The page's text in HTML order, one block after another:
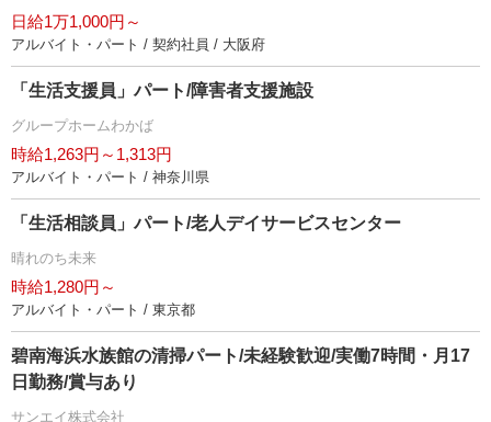
日給1万1,000円～
アルバイト・パート / 契約社員 / 大阪府
「生活支援員」パート/障害者支援施設
グループホームわかば
時給1,263円～1,313円
アルバイト・パート / 神奈川県
「生活相談員」パート/老人デイサービスセンター
晴れのち未来
時給1,280円～
アルバイト・パート / 東京都
碧南海浜水族館の清掃パート/未経験歓迎/実働7時間・月17
日勤務/賞与あり
サンエイ株式会社